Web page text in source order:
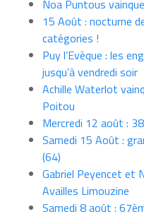
Noa Puntous
15 Août : nocturne
catégories !
Puy l’Evèque : les
jusqu’à vendredi soir
Achille Waterlot
Poitou
Mercredi 12 août :
Samedi 15 Août :
(64)
Gabriel Peyencet et
Availles Limouzine
Samedi 8 août :